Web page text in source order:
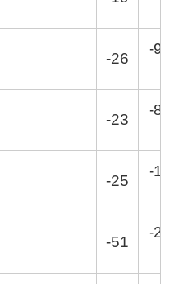
-26
-9,6
-23
-8,3
-25
-
-51
-22